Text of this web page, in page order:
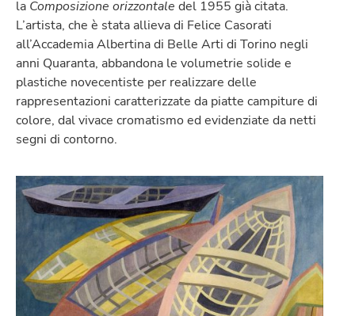
la Composizione orizzontale del 1955 già citata.
L’artista, che è stata allieva di Felice Casorati
all’Accademia Albertina di Belle Arti di Torino negli
anni Quaranta, abbandona le volumetrie solide e
plastiche novecentiste per realizzare delle
rappresentazioni caratterizzate da piatte campiture di
colore, dal vivace cromatismo ed evidenziate da netti
segni di contorno.